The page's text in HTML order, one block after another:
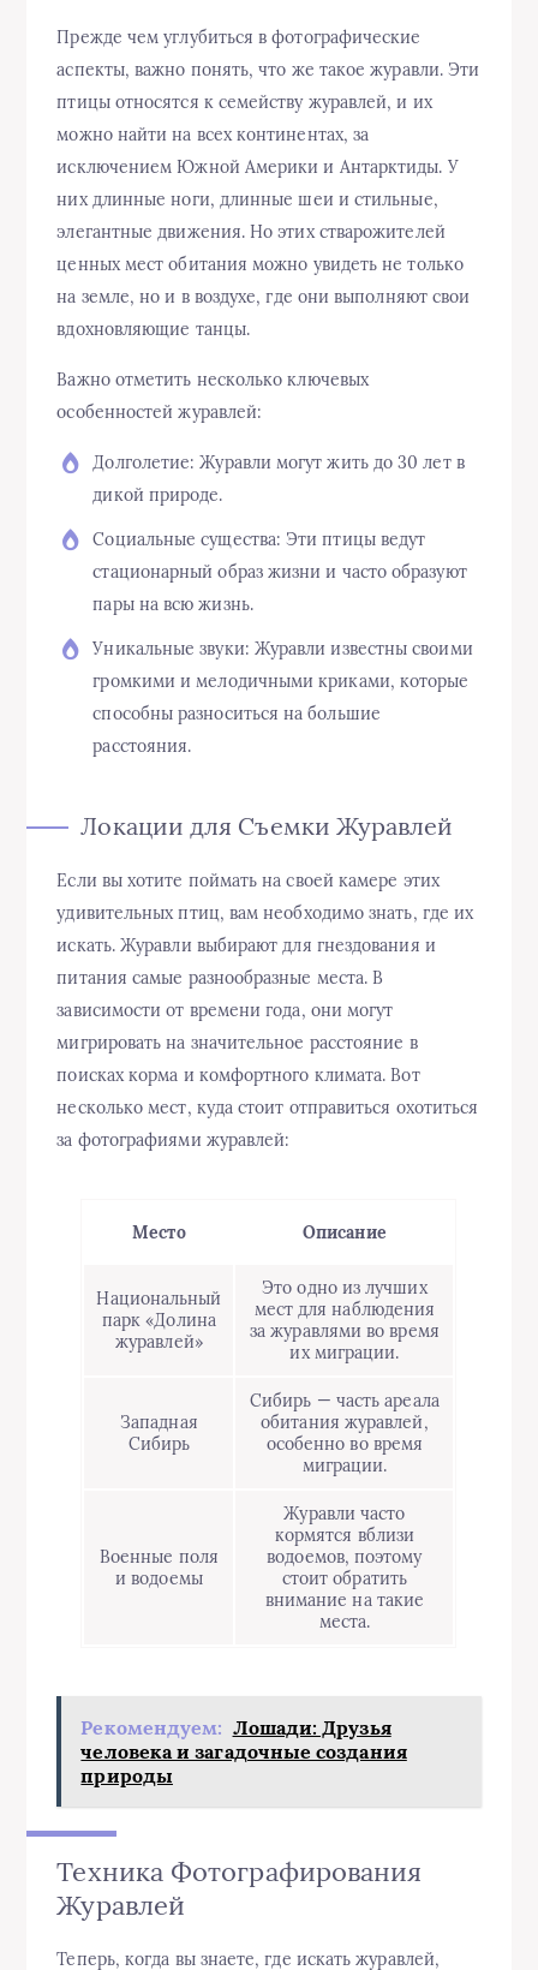
Прежде чем углубиться в фотографические
аспекты, важно понять, что же такое журавли. Эти
птицы относятся к семейству журавлей, и их
можно найти на всех континентах, за
исключением Южной Америки и Антарктиды. У
них длинные ноги, длинные шеи и стильные,
элегантные движения. Но этих стварожителей
ценных мест обитания можно увидеть не только
на земле, но и в воздухе, где они выполняют свои
вдохновляющие танцы.
Важно отметить несколько ключевых
особенностей журавлей:
Долголетие: Журавли могут жить до 30 лет в
дикой природе.
Социальные существа: Эти птицы ведут
стационарный образ жизни и часто образуют
пары на всю жизнь.
Уникальные звуки: Журавли известны своими
громкими и мелодичными криками, которые
способны разноситься на большие
расстояния.
Локации для Съемки Журавлей
Если вы хотите поймать на своей камере этих
удивительных птиц, вам необходимо знать, где их
искать. Журавли выбирают для гнездования и
питания самые разнообразные места. В
зависимости от времени года, они могут
мигрировать на значительное расстояние в
поисках корма и комфортного климата. Вот
несколько мест, куда стоит отправиться охотиться
за фотографиями журавлей:
Место Описание
Национальный
парк «Долина
журавлей»
Это одно из лучших
мест для наблюдения
за журавлями во время
их миграции.
Западная
Сибирь
Сибирь — часть ареала
обитания журавлей,
особенно во время
миграции.
Военные поля
и водоемы
Журавли часто
кормятся вблизи
водоемов, поэтому
стоит обратить
внимание на такие
места.
Рекомендуем: Лошади: Друзья
человека и загадочные создания
природы
Техника Фотографирования
Журавлей
Теперь, когда вы знаете, где искать журавлей,